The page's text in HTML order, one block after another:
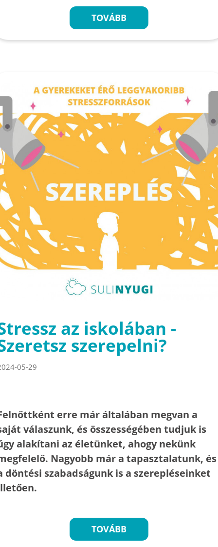
TOVÁBB
az iskolában -
szerepelni?
05-29
erre már általában megvan a
válaszunk, és összességében tudjuk is
alakítani az életünket, ahogy nekünk
Nagyobb már a tapasztalatunk, és
döntési szabadságunk is a szerepléseinket
TOVÁBB